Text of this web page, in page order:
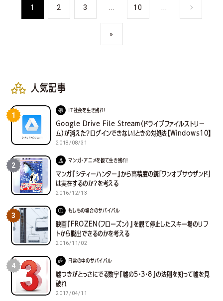
1 2 3 10
»
人気記事
1
IT社会を生き残れ！
Google Drive File Stream（ドライブファイルストリー
ム）が消えた？ログインできない！ときの対処法【Windows10】
2018/08/31
2
マンガ・アニメを観て生き残れ！
マンガ『シティーハンター』から高精度の銃「ワンオブサウザンド」
は実在するのか？を考える
2016/12/13
3
もしもの場合のサバイバル
映画『FROZEN（フローズン）』を観て停止したスキー場のリフ
トから脱出できるのかを考える
2016/11/02
4
日常の中のサバイバル
嘘つきがとっさにでる数字『嘘の5・3・8』の法則を知って嘘を見
破れ
2017/04/11